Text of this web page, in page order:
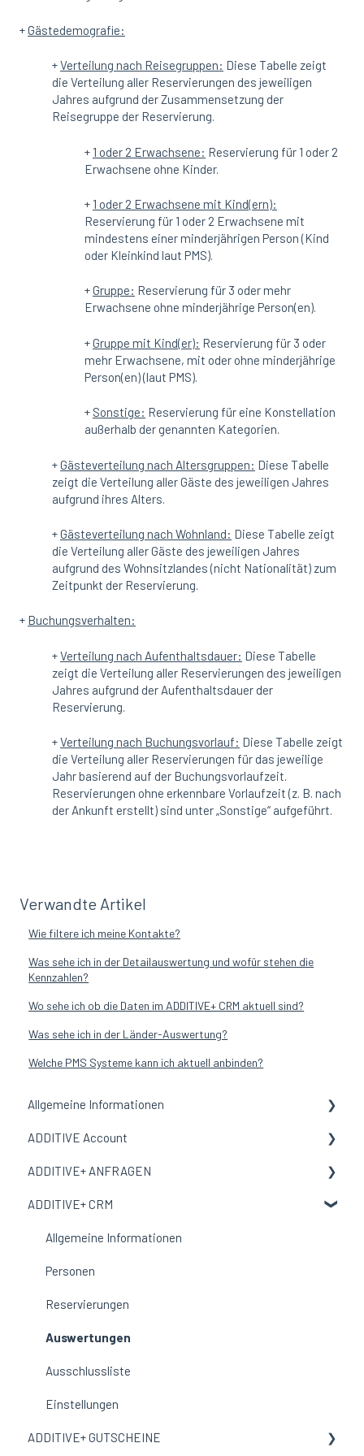
+Gästedemografie:
+Verteilung nach Reisegruppen: Diese Tabelle zeigt
die Verteilung aller Reservierungen des jeweiligen
Jahres aufgrund der Zusammensetzung der
Reisegruppe der Reservierung.
+ 1 oder 2 Erwachsene: Reservierung für 1 oder 2
Erwachsene ohne Kinder.
+ 1 oder 2 Erwachsene mit Kind(ern):
Reservierung für 1 oder 2 Erwachsene mit
mindestens einer minderjährigen Person (Kind
oder Kleinkind laut PMS).
+Gruppe: Reservierung für 3 oder mehr
Erwachsene ohne minderjährige Person(en).
+Gruppe mit Kind(er): Reservierung für 3 oder
mehr Erwachsene, mit oder ohne minderjährige
Person(en) (laut PMS).
+ Sonstige: Reservierung für eine Konstellation
außerhalb der genannten Kategorien.
+Gästeverteilung nach Altersgruppen: Diese Tabelle
zeigt die Verteilung aller Gäste des jeweiligen Jahres
aufgrund ihres Alters.
+Gästeverteilung nach Wohnland: Diese Tabelle zeigt
die Verteilung aller Gäste des jeweiligen Jahres
aufgrund des Wohnsitzlandes (nicht Nationalität) zum
Zeitpunkt der Reservierung.
+ Buchungsverhalten:
+Verteilung nach Aufenthaltsdauer: Diese Tabelle
zeigt die Verteilung aller Reservierungen des jeweiligen
Jahres aufgrund der Aufenthaltsdauer der
Reservierung.
+Verteilung nach Buchungsvorlauf: Diese Tabelle zeigt
die Verteilung aller Reservierungen für das jeweilige
Jahr basierend auf der Buchungsvorlaufzeit.
Reservierungen ohne erkennbare Vorlaufzeit (z. B. nach
der Ankunft erstellt) sind unter „Sonstige“ aufgeführt.
Verwandte Artikel
Wie filtere ich meine Kontakte?
Was sehe ich in der Detailauswertung und wofür stehen die
Kennzahlen?
Wo sehe ich ob die Daten im ADDITIVE+ CRM aktuell sind?
Was sehe ich in der Länder-Auswertung?
Welche PMS Systeme kann ich aktuell anbinden?
Allgemeine Informationen
Allgemeine Informationen
Begriffe und Bedeutungen
ADDITIVE Account
Allgemeine Informationen
Meine Organisation
Benutzer
E-Mail-Vorlage
Corporate Design
ADDITIVE+ ANFRAGEN
Allgemeine Informationen
Kanäle
Auswertungen
ADDITIVE+ CRM
Allgemeine Informationen
Personen
Reservierungen
Auswertungen
Ausschlussliste
Einstellungen
ADDITIVE+ GUTSCHEINE